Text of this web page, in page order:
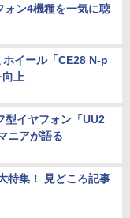
ン4機種を一気に聴
イール「CE28 N-p
上
型イヤフォン「UU2
ニアが語る
特集！ 見どころ記事